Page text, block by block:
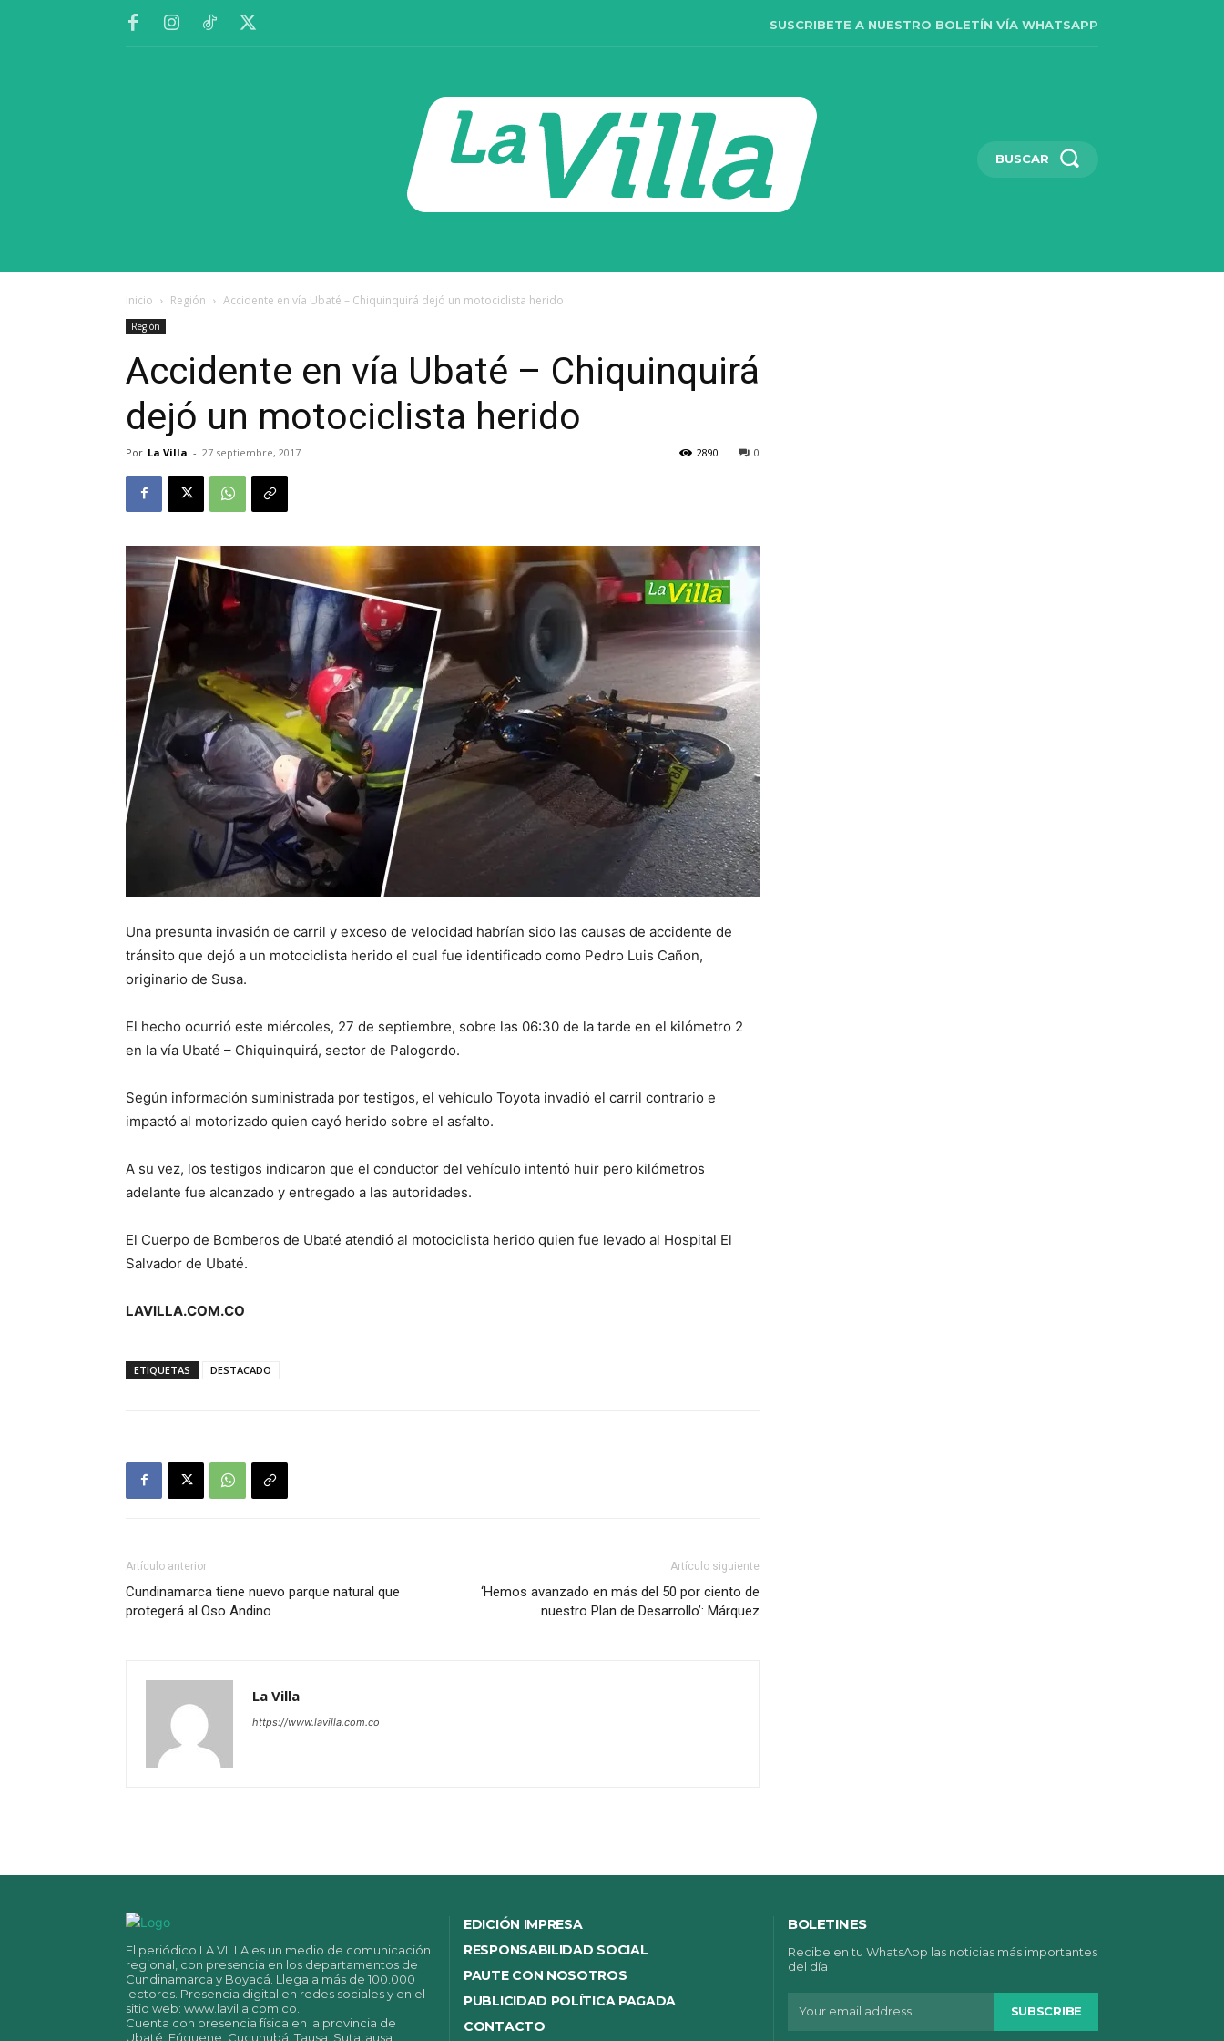
SUSCRIBETE A NUESTRO BOLETÍN VÍA WHATSAPP
BUSCAR
Inicio Región Accidente en vía Ubaté – Chiquinquirá dejó un motociclista herido
Región
Accidente en vía Ubaté – Chiquinquirá
dejó un motociclista herido
Por La Villa - 27 septiembre, 2017 0
2890
Una presunta invasión de carril y exceso de velocidad habrían sido las causas de accidente de
tránsito que dejó a un motociclista herido el cual fue identificado como Pedro Luis Cañon,
originario de Susa.
El hecho ocurrió este miércoles, 27 de septiembre, sobre las 06:30 de la tarde en el kilómetro 2
en la vía Ubaté – Chiquinquirá, sector de Palogordo.
Según información suministrada por testigos, el vehículo Toyota invadió el carril contrario e
impactó al motorizado quien cayó herido sobre el asfalto.
A su vez, los testigos indicaron que el conductor del vehículo intentó huir pero kilómetros
adelante fue alcanzado y entregado a las autoridades.
El Cuerpo de Bomberos de Ubaté atendió al motociclista herido quien fue levado al Hospital El
Salvador de Ubaté.
LAVILLA.COM.CO
ETIQUETAS DESTACADO
Artículo anterior
Cundinamarca tiene nuevo parque natural que
protegerá al Oso Andino
Artículo siguiente
‘Hemos avanzado en más del 50 por ciento de
nuestro Plan de Desarrollo’: Márquez
La Villa
https://www.lavilla.com.co
El periódico LA VILLA es un medio de comunicación
regional, con presencia en los departamentos de
Cundinamarca y Boyacá. Llega a más de 100.000
lectores. Presencia digital en redes sociales y en el
sitio web: www.lavilla.com.co.
Cuenta con presencia física en la provincia de
Ubaté: Fúquene, Cucunubá, Tausa, Sutatausa,
EDICIÓN IMPRESA
RESPONSABILIDAD SOCIAL
PAUTE CON NOSOTROS
PUBLICIDAD POLÍTICA PAGADA
CONTACTO
BOLETINES
Recibe en tu WhatsApp las noticias más importantes
del día
SUBSCRIBE